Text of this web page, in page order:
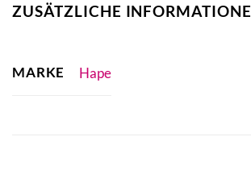
ZUSÄTZLICHE
MARKE Hape